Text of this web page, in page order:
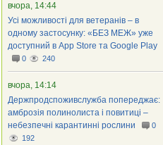
вчора, 14:44
Усі можливості для ветеранів – в
одному застосунку: «БЕЗ МЕЖ» уже
доступний в App Store та Google Play
0 240
вчора, 14:14
Держпродспоживслужба попереджає:
амброзія полинолиста і повитиці –
небезпечні карантинні рослини
0
192